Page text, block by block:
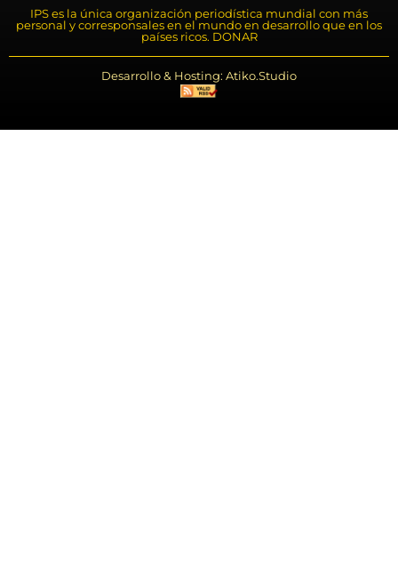
IPS es la única organización periodística mundial con más
personal y corresponsales en el mundo en desarrollo que en los
países ricos. DONAR
Desarrollo & Hosting: Atiko.Studio